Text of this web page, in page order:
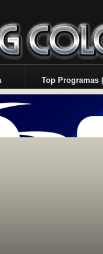
Top Programas